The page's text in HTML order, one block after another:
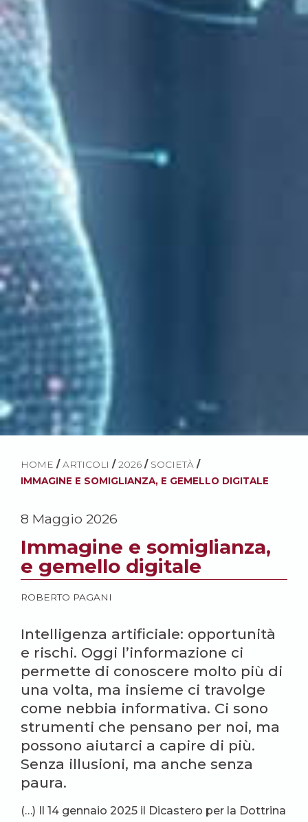
HOME / ARTICOLI / 2026 / SOCIETÀ /
IMMAGINE E SOMIGLIANZA, E GEMELLO DIGITALE
8 Maggio 2026
Immagine e somiglianza,
e gemello digitale
ROBERTO PAGANI
Intelligenza artificiale: opportunità
e rischi. Oggi l’informazione ci
permette di conoscere molto più di
una volta, ma insieme ci travolge
come nebbia informativa. Ci sono
strumenti che pensano per noi, ma
possono aiutarci a capire di più.
Senza illusioni, ma anche senza
paura.
(…) Il 14 gennaio 2025 il Dicastero per la Dottrina